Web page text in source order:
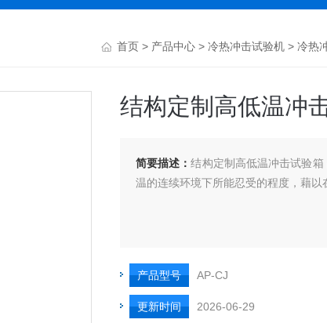
首页 > 产品中心 > 冷热冲击试验机 > 冷热
结构定制高低温冲
简要描述：结构定制高低温冲击试验
温的连续环境下所能忍受的程度，藉
产品型号 AP-CJ
更新时间 2026-06-29